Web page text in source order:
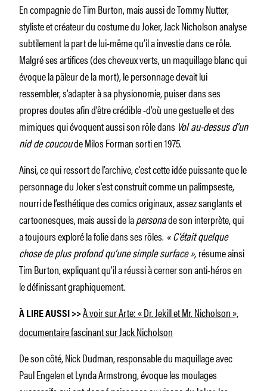
En compagnie de Tim Burton, mais aussi de Tommy Nutter,
styliste et créateur du costume du Joker, Jack Nicholson analyse
subtilement la part de lui-même qu’il a investie dans ce rôle.
Malgré ses artifices (des cheveux verts, un maquillage blanc qui
évoque la pâleur de la mort), le personnage devait lui
ressembler, s’adapter à sa physionomie, puiser dans ses
propres doutes afin d’être crédible -d’où une gestuelle et des
mimiques qui évoquent aussi son rôle dans Vol au-dessus d’un
nid de coucoude Milos Forman sorti en 1975.
Ainsi, ce qui ressort de l’archive, c’est cette idée puissante que le
personnage du Joker s’est construit comme un palimpseste,
nourri de l’esthétique des comics originaux, assez sanglants et
cartoonesques, mais aussi de lapersonade son interprète, qui
a toujours exploré la folie dans ses rôles. « C’était quelque
chose de plus profond qu’une simple surface »,résume ainsi
Tim Burton, expliquant qu’il a réussi à cerner son anti-héros en
le définissant graphiquement.
À LIRE AUSSI >>À voir sur Arte: « Dr. Jekill et Mr. Nicholson »,
documentaire fascinant sur Jack Nicholson
De son côté, Nick Dudman, responsable du maquillage avec
Paul Engelen et Lynda Armstrong, évoque les moulages